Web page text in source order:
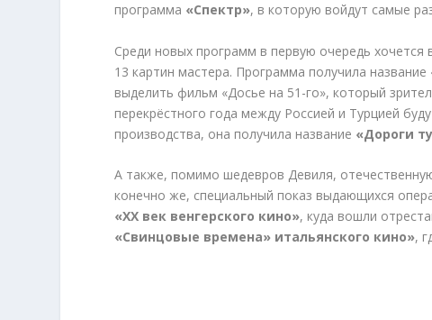
программа «Спектр», в которую войдут самые
Среди новых программ в первую очередь
13 картин мастера. Программа получила название
выделить фильм «Досье на 51-го», который
перекрёстного года между Россией и Турцией
производства, она получила название «Дороги
А также, помимо шедевров Девиля,
конечно же, специальный показ выдающихся
«XX век венгерского кино», куда вошли
«Свинцовые времена» итальянского кино»,